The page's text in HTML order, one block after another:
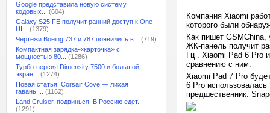
Google представила новую систему
кодовых...
(604)
Galaxy S25 FE получит ранний доступ к One
UI...
(1379)
Чертежи Boeing 737 и 787 появились в...
(719)
Компактная зарядка-«карточка» с
мощностью 80...
(1286)
Турбо-версия Dimensity 7500 и большой
экран...
(1274)
Новая статья: Corsair Cove — лихая
гавань....
(1162)
Land Cruiser, подвинься. В Россию едет...
(1291)
Компания Xiaomi
которого были
Как пишет
ЖК-панель получит
Гц . Xiaomi Pad 6 Pro
сравнению с ним.
Xiaomi Pad 7 Pro
6 Pro
предшественник.